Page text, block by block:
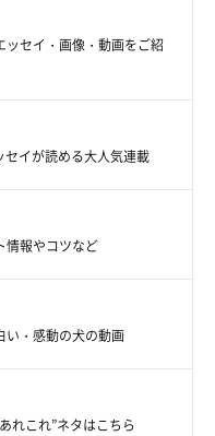
セイ・画像・動画をご紹
セイが読める大人気連載
情報やコツなど
い・感動の犬の動画
れこれ”ネタはこちら